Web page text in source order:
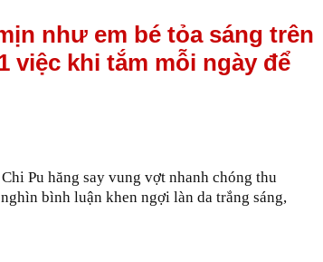
như em bé tỏa sáng trên
việc khi tắm mỗi ngày để
Pu hăng say vung vợt nhanh chóng thu
bình luận khen ngợi làn da trắng sáng,